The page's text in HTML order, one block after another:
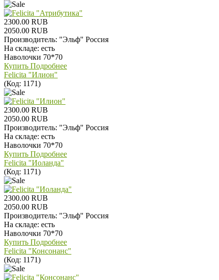
2300.00 RUB
2050.00 RUB
Производитель: "Эльф" Россия
На складе: есть
Наволочки 70*70
Купить Подробнее
Felicita "Илион"
(Код: 1171)
2300.00 RUB
2050.00 RUB
Производитель: "Эльф" Россия
На складе: есть
Наволочки 70*70
Купить Подробнее
Felicita "Иоланда"
(Код: 1171)
2300.00 RUB
2050.00 RUB
Производитель: "Эльф" Россия
На складе: есть
Наволочки 70*70
Купить Подробнее
Felicita "Консонанс"
(Код: 1171)